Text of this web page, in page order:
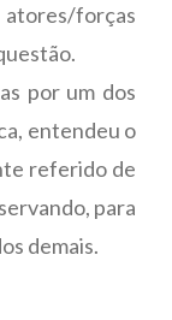
forças
por um dos
entendeu o
referido de
para
demais.